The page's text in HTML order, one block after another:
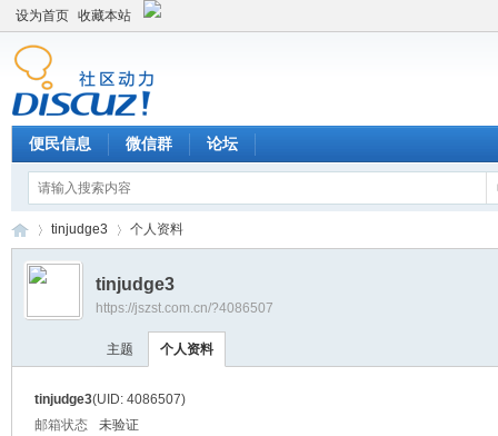
设为首页 收藏本站
便民信息 微信群 论坛
›
tinjudge3 个人资料
tinjudge3
https://jszst.com.cn/?4086507
主题 个人资料
tinjudge3(UID: 4086507)
邮箱状态
未验证